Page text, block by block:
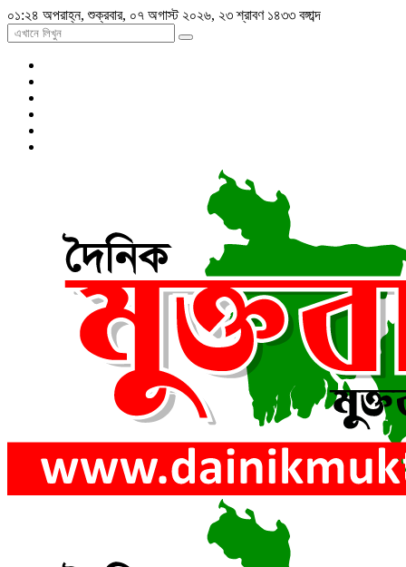
০১:২৪ অপরাহ্ন, শুক্রবার, ০৭ অগাস্ট ২০২৬, ২৩ শ্রাবণ ১৪৩৩ বঙ্গাব্দ